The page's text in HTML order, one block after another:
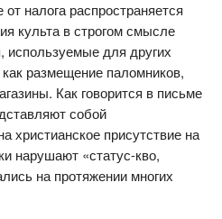
налога распространяется
культа в строгом смысле
используемые для других
размещение паломников,
Как говорится в письме
собой
христианское присутствие на
нарушают «статус-кво,
на протяжении многих